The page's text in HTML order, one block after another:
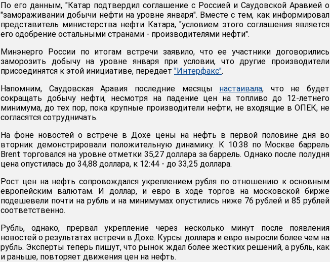
По его данным, "Катар подтвердил соглашение с Россией и Саудовской Аравией о
"замораживании добычи нефти на уровне января". Вместе с тем, как информировал
представитель министерства нефти Катара, "условием этого соглашения является
его одобрение остальными странами - производителями нефти".
Минэнерго России по итогам встречи заявило, что ее участники договорились
заморозить добычу на уровне января при условии, что другие производители
присоединятся к этой инициативе, передает "Интерфакс".
Напомним, Саудовская Аравия последние месяцы настаивала, что не будет
сокращать добычу нефти, несмотря на падение цен на топливо до 12-летнего
минимума, до тех пор, пока крупные производители нефти, не входящие в ОПЕК, не
согласятся сотрудничать.
На фоне новостей о встрече в Дохе цены на нефть в первой половине дня во
вторник демонстрировали положительную динамику. К 10:38 по Москве баррель
Brent торговался на уровне отметки 35,27 доллара за баррель. Однако после полудня
цена опустилась до 34,88 доллара, к 12:44 - до 33,25 доллара.
Рост цен на нефть сопровождался укреплением рубля по отношению к основным
европейским валютам. И доллар, и евро в ходе торгов на московской бирже
подешевели почти на рубль и на минимумах опустились ниже 76 рублей и 85 рублей
соответственно.
Рубль, однако, прервал укрепление через несколько минут после появления
новостей о результатах встречи в Дохе. Курсы доллара и евро выросли более чем на
рубль. Эксперты теперь пишут, что рынок ждал более жестких решений, а рубль, как
и раньше, повторяет движения цен на нефть.